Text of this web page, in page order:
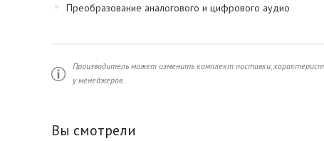
Преобразование аналогового и цифрового аудио
Производитель может изменить комплект поставки,
у менеджеров.
Вы смотрели